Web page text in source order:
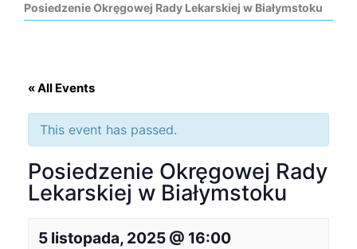
Posiedzenie Okręgowej Rady Lekarskiej w Białymstoku
« All Events
This event has passed.
Posiedzenie Okręgowej Rady
Lekarskiej w Białymstoku
5 listopada, 2025 @ 16:00